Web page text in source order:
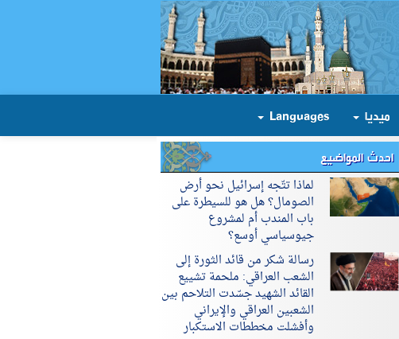
ميديا Languages
احدث المواضيع
لماذا تتّجه إسرائيل نحو أرض
الصومال؟ هل هو للسيطرة على
باب المندب أم لمشروع
جيوسياسي أوسع؟
رسالة شكر من قائد الثورة إلى
الشعب العراقي: ملحمة تشييع
القائد الشهيد جسّدت التلاحم بين
الشعبين العراقي والإيراني
وأفشلت مخططات الاستكبار